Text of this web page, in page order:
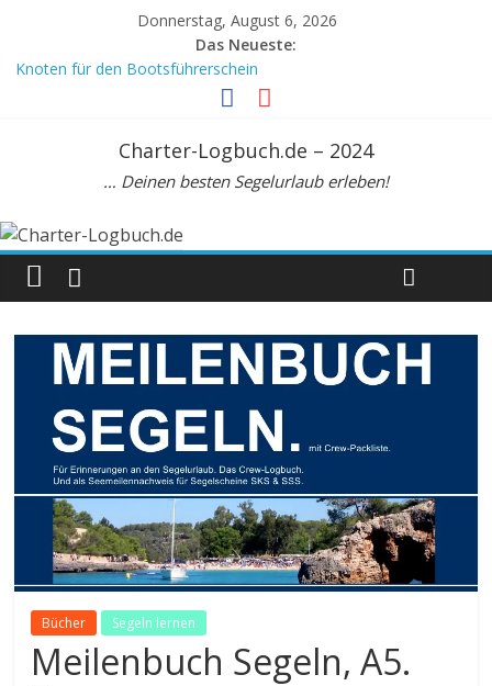
Donnerstag, August 6, 2026
Das Neueste:
Knoten für den Bootsführerschein
Meilenbuch Segeln, A5. Zur Seemeilenbestätigung
Beaufortskala: Tabelle zur Umrechnung Windstärke Knoten km/h
Charter-Logbuch.de – 2024
… Deinen besten Segelurlaub erleben!
Bücher Segeln lernen
Meilenbuch Segeln, A5.